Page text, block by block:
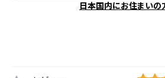
日本国内にお住まいの